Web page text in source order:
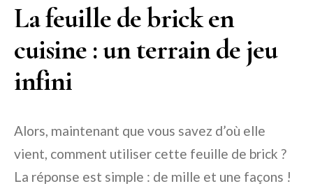
La feuille de brick en
cuisine : un terrain de jeu
infini
Alors, maintenant que vous savez d’où elle
vient, comment utiliser cette feuille de brick ?
La réponse est simple : de mille et une façons !